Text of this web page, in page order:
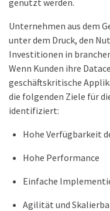
Unternehmen aus dem
unter dem Druck, den
Investitionen in
Wenn Kunden ihre
geschäftskritische
die folgenden Ziele für
identifiziert:
Hohe Verfügbarkeit
Hohe Performance
Einfache
Agilität und